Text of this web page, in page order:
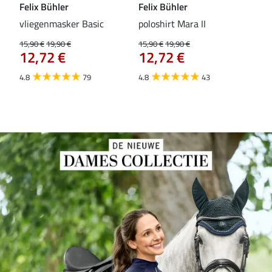
Felix Bühler
vliegenmasker Basic
15,90 €19,90 €
12,72 €
4.8 79
Felix Bühler
poloshirt Mara II
15,90 €19,90 €
12,72 €
4.8 43